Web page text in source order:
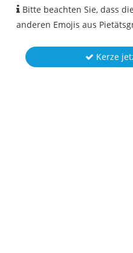
Bitte beachten Sie, dass
anderen Emojis aus
Kerze